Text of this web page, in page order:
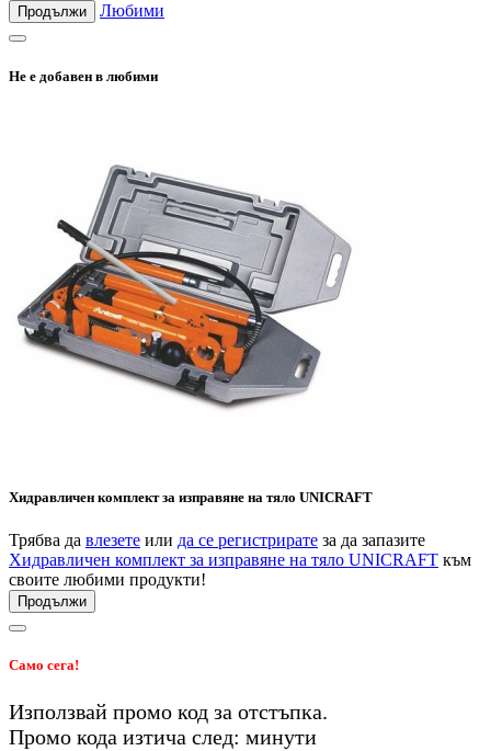
Продължи Любими
Не е добавен в любими
Хидравличен комплект за изправяне на тяло UNICRAFT
Трябва да влезете или да се регистрирате за да запазите
Хидравличен комплект за изправяне на тяло UNICRAFT към
своите любими продукти!
Продължи
Само сега!
Използвай промо код за отстъпка.
Промо кода изтича след: минути